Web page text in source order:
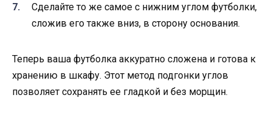
Сделайте то же самое с нижним углом футболки,
сложив его также вниз, в сторону основания.
Теперь ваша футболка аккуратно сложена и готова к
хранению в шкафу. Этот метод подгонки углов
позволяет сохранять ее гладкой и без морщин.